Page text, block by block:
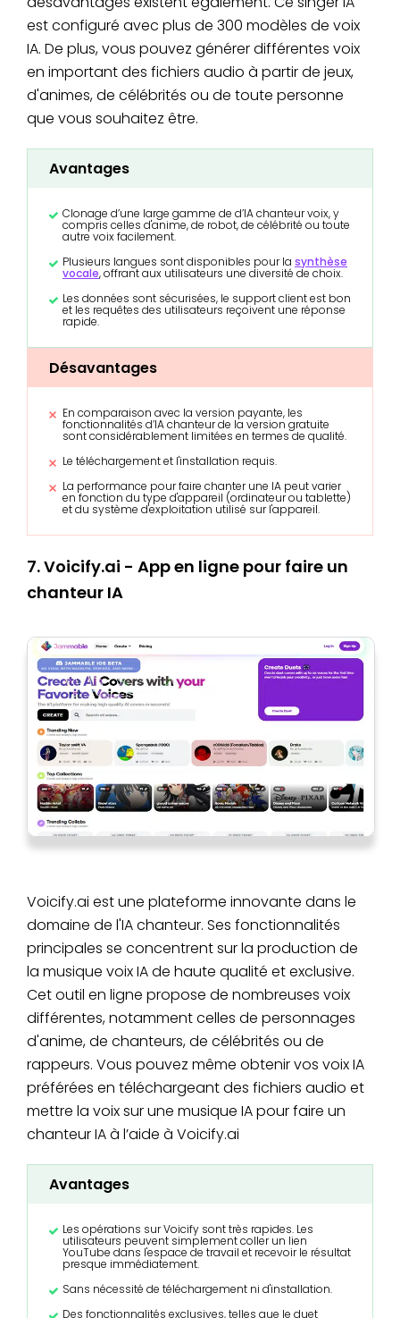
est configuré avec plus de 300 modèles de voix
IA. De plus, vous pouvez générer différentes voix
en important des fichiers audio à partir de jeux,
d'animes, de célébrités ou de toute personne
que vous souhaitez être.
Avantages
Clonage d’une large gamme de d’IA chanteur voix, y
compris celles d'anime, de robot, de célébrité ou toute
autre voix facilement.
Plusieurs langues sont disponibles pour la synthèse
vocale, offrant aux utilisateurs une diversité de choix.
Les données sont sécurisées, le support client est bon
et les requêtes des utilisateurs reçoivent une réponse
rapide.
Désavantages
En comparaison avec la version payante, les
fonctionnalités d’IA chanteur de la version gratuite
sont considérablement limitées en termes de qualité.
Le téléchargement et l'installation requis.
La performance pour faire chanter une IA peut varier
en fonction du type d'appareil (ordinateur ou tablette)
et du système d'exploitation utilisé sur l'appareil.
7. Voicify.ai - App en ligne pour faire un
chanteur IA
Voicify.ai est une plateforme innovante dans le
domaine de l'IA chanteur. Ses fonctionnalités
principales se concentrent sur la production de
la musique voix IA de haute qualité et exclusive.
Cet outil en ligne propose de nombreuses voix
différentes, notamment celles de personnages
d'anime, de chanteurs, de célébrités ou de
rappeurs. Vous pouvez même obtenir vos voix IA
préférées en téléchargeant des fichiers audio et
mettre la voix sur une musique IA pour faire un
chanteur IA à l’aide à Voicify.ai
Avantages
Les opérations sur Voicify sont très rapides. Les
utilisateurs peuvent simplement coller un lien
YouTube dans l'espace de travail et recevoir le résultat
presque immédiatement.
Sans nécessité de téléchargement ni d'installation.
Des fonctionnalités exclusives, telles que le duet